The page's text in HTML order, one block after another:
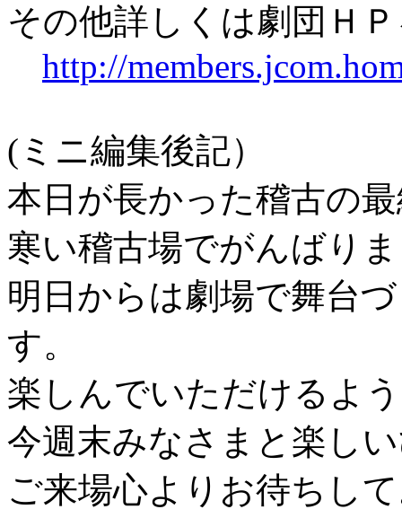
その他詳しくは劇団Ｈ
http://
(ミニ編集後記）
本日が長かった稽古の
寒い稽古場でがんばり
明日からは劇場で舞台
す。
楽しんでいただけるよ
今週末みなさまと楽し
ご来場心よりお待ちし